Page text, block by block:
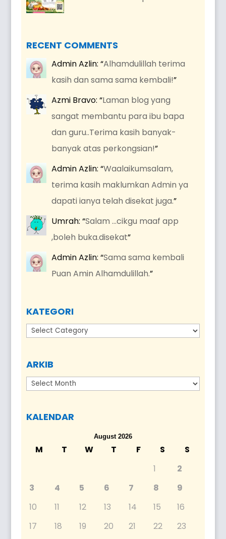
RECENT COMMENTS
Admin Azlin: “Alhamdulillah terima
kasih dan sama sama kembali!”
Azmi Bravo: “Laman blog yang
sangat membantu para ibu bapa
dan guru..Terima kasih banyak-
banyak atas perkongsian!”
Admin Azlin: “Waalaikumsalam,
terima kasih maklumkan Admin ya
dapati ianya telah disekat juga.”
Umrah: “Salam …cikgu maaf app
,boleh buka.disekat”
Admin Azlin: “Sama sama kembali
Puan Amin Alhamdulillah.”
KATEGORI
Kategori
ARKIB
Arkib
KALENDAR
August 2026
M T W T F S
S
1
2
3
4 5 6 7 8
9
10
11 12 13 14 15
16
17
18 19 20 21 22
23